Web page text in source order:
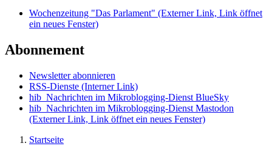
Wochenzeitung "Das Parlament" (Externer Link, Link öffnet
ein neues Fenster)
Abonnement
Newsletter abonnieren
RSS-Dienste (Interner Link)
hib_Nachrichten im Mikroblogging-Dienst BlueSky
hib_Nachrichten im Mikroblogging-Dienst Mastodon
(Externer Link, Link öffnet ein neues Fenster)
Startseite